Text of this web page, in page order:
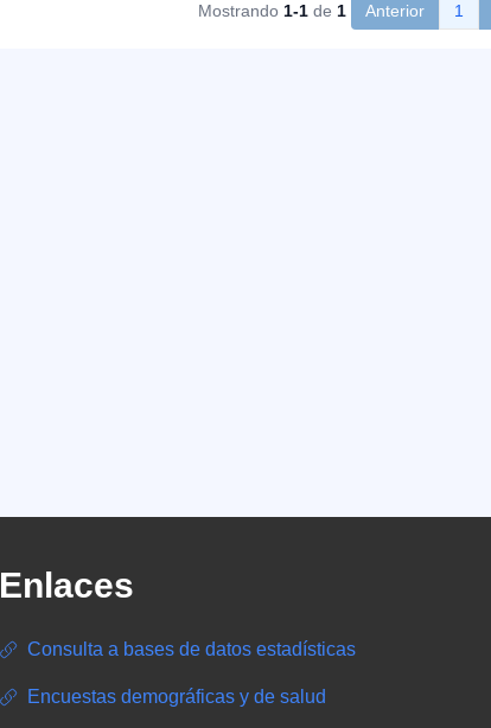
Mostrando 1-1 de 1 Anterior 1
Enlaces
Consulta a bases de datos estadísticas
Encuestas demográficas y de salud